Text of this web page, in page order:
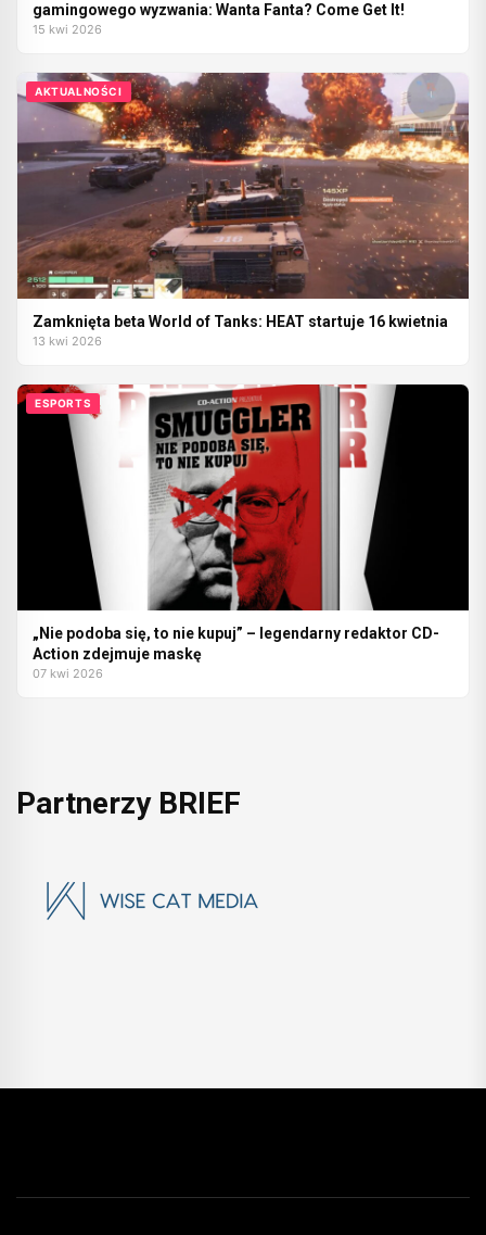
gamingowego wyzwania: Wanta Fanta? Come Get It!
15 kwi 2026
AKTUALNOŚCI
Zamknięta beta World of Tanks: HEAT startuje 16 kwietnia
13 kwi 2026
ESPORTS
„Nie podoba się, to nie kupuj” – legendarny redaktor CD-
Action zdejmuje maskę
07 kwi 2026
Partnerzy BRIEF